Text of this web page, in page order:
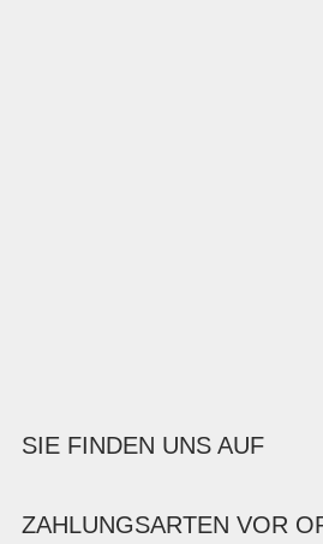
SIE FINDEN UNS AUF
ZAHLUNGSARTEN VOR